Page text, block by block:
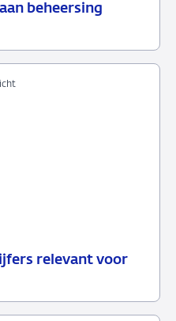
beheersing
relevant voor